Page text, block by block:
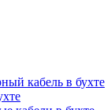
кабель в бухте